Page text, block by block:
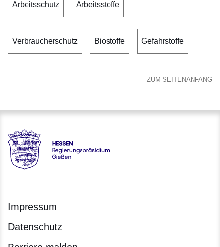
Arbeitsschutz Arbeitsstoffe
Verbraucherschutz Biostoffe Gefahrstoffe
ZUM SEITENANFANG
Hessen - Regierungspräsidium Gießen
Impressum
Datenschutz